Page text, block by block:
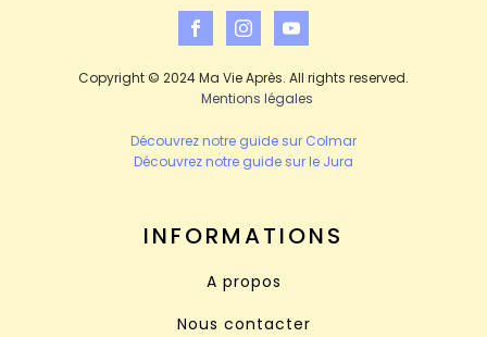
Copyright © 2024 Ma Vie Après. All rights reserved.
Mentions légales
Découvrez notre guide sur Colmar
Découvrez notre guide sur le Jura
INFORMATIONS
A propos
Nous contacter